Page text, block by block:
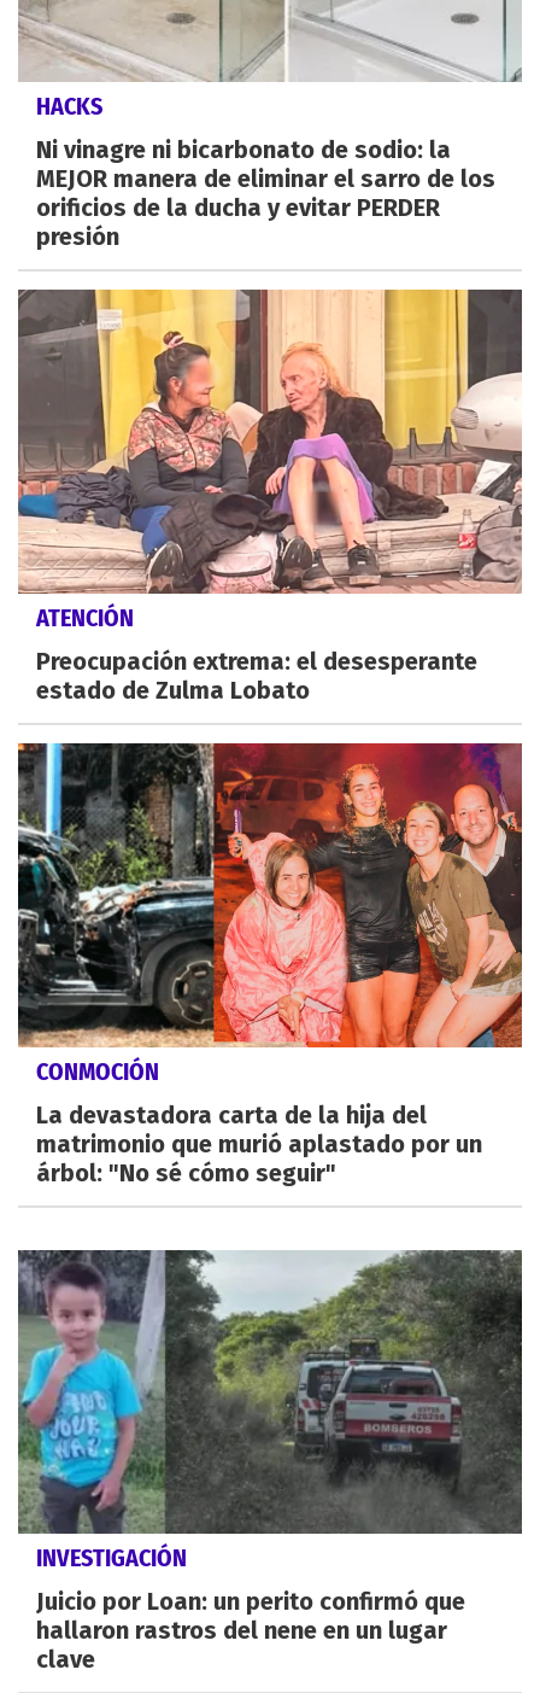
HACKS
Ni vinagre ni bicarbonato de sodio: la
MEJOR manera de eliminar el sarro de los
orificios de la ducha y evitar PERDER
presión
ATENCIÓN
Preocupación extrema: el desesperante
estado de Zulma Lobato
CONMOCIÓN
La devastadora carta de la hija del
matrimonio que murió aplastado por un
árbol: "No sé cómo seguir"
INVESTIGACIÓN
Juicio por Loan: un perito confirmó que
hallaron rastros del nene en un lugar
clave